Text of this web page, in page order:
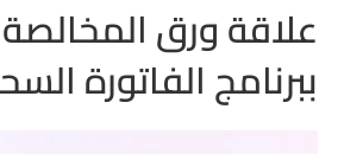
علاقة ورق المخالصة
ببرنامج الفاتورة